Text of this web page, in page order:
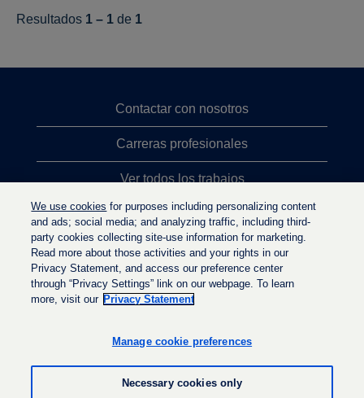
Resultados 1 – 1 de 1
Contactar con nosotros
Carreras profesionales
Ver todos los trabajos
Búsqueda de altos cargos
Política de privacidad
a
r
e
e
a
e
r
We use cookies for purposes including personalizing content
and ads; social media; and analyzing traffic, including third-
party cookies collecting site-use information for marketing.
Read more about those activities and your rights in our
Privacy Statement, and access our preference center
through “Privacy Settings” link on our webpage. To learn
more, visit our Privacy Statement
Manage cookie preferences
Necessary cookies only